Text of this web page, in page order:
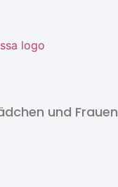
und Frauen